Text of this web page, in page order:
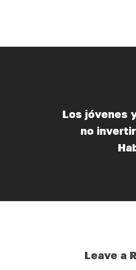
Los jóvenes
no
Leave a